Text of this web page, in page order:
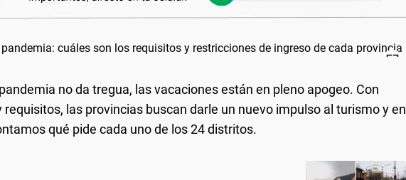
no da tregua, las vacaciones están en pleno apogeo. Con
requisitos, las provincias buscan darle un nuevo impulso al turismo y en
qué pide cada uno de los 24 distritos.